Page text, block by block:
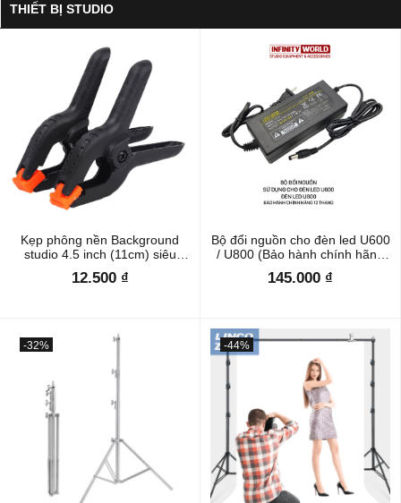
THIẾT BỊ STUDIO
Kẹp phông nền Background
studio 4.5 inch (11cm) siêu
12.500 ₫
Bộ đổi nguồn cho đèn led U600
/ U800 (Bảo hành chính hãng
145.000 ₫
-32% -44%